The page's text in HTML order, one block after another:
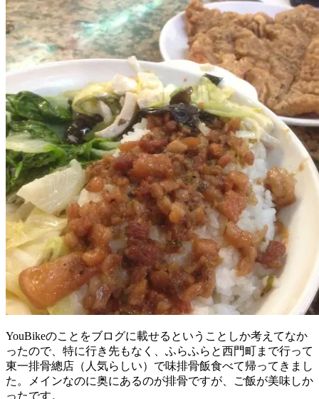
YouBikeのことをブログに載せるということしか考えてなか
ったので、特に行き先もなく、ふらふらと西門町まで行って
東一排骨總店（人気らしい）で味排骨飯食べて帰ってきまし
た。メインなのに奥にあるのが排骨ですが、ご飯が美味しか
ったです。